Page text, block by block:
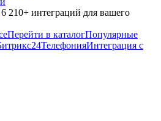
6 210+ интеграций для вашего
Перейти в каталогПопулярные
ТелефонияИнтеграция с